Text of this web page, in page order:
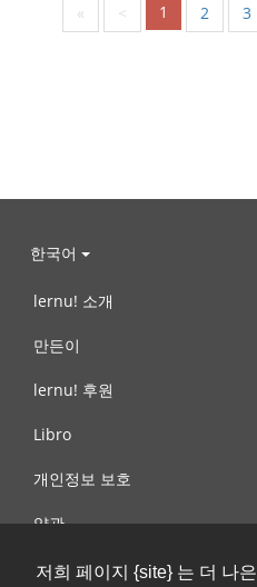
저희 페이지 {site} 는 더 나
« < 1 2 3
한국어
lernu! 소개
만든이
lernu! 후원
Libro
개인정보 보호
약관
제안, 문의